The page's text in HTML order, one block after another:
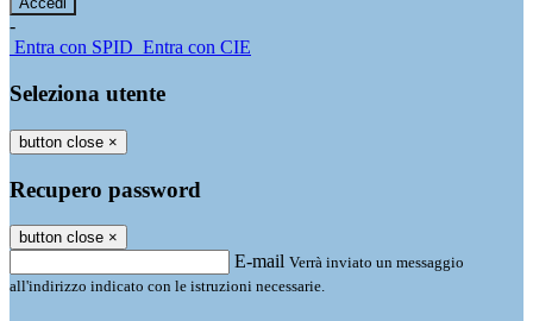
-
Entra con SPID Entra con CIE
Seleziona utente
button close ×
Recupero password
button close ×
E-mail Verrà inviato un messaggio
all'indirizzo indicato con le istruzioni necessarie.